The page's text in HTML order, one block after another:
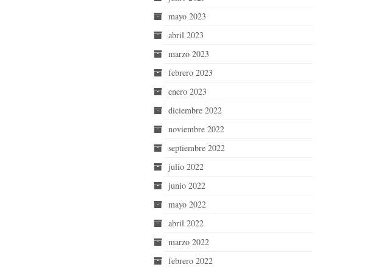
mayo 2023
abril 2023
marzo 2023
febrero 2023
enero 2023
diciembre 2022
noviembre 2022
septiembre 2022
julio 2022
junio 2022
mayo 2022
abril 2022
marzo 2022
febrero 2022